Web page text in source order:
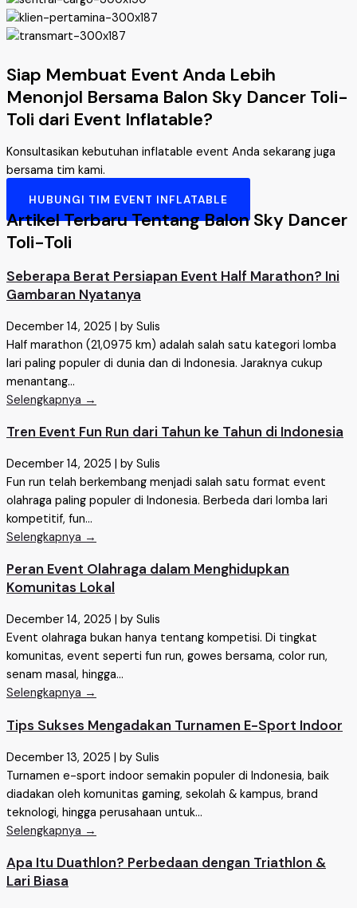
Siap Membuat Event Anda Lebih
Menonjol Bersama Balon Sky Dancer Toli-
Toli dari Event Inflatable?
Konsultasikan kebutuhan inflatable event Anda sekarang juga
bersama tim kami.
HUBUNGI TIM EVENT INFLATABLE
Artikel Terbaru Tentang Balon Sky Dancer
Toli-Toli
Seberapa Berat Persiapan Event Half Marathon? Ini
Gambaran Nyatanya
December 14, 2025
by Sulis
Half marathon (21,0975 km) adalah salah satu kategori lomba
lari paling populer di dunia dan di Indonesia. Jaraknya cukup
menantang...
Selengkapnya →
Tren Event Fun Run dari Tahun ke Tahun di Indonesia
December 14, 2025
by Sulis
Fun run telah berkembang menjadi salah satu format event
olahraga paling populer di Indonesia. Berbeda dari lomba lari
kompetitif, fun...
Selengkapnya →
Peran Event Olahraga dalam Menghidupkan
Komunitas Lokal
December 14, 2025
by Sulis
Event olahraga bukan hanya tentang kompetisi. Di tingkat
komunitas, event seperti fun run, gowes bersama, color run,
senam masal, hingga...
Selengkapnya →
Tips Sukses Mengadakan Turnamen E-Sport Indoor
December 13, 2025 | by Sulis
Turnamen e-sport indoor semakin populer di Indonesia, baik
diadakan oleh komunitas gaming, sekolah & kampus, brand
teknologi, hingga perusahaan untuk...
Selengkapnya →
Apa Itu Duathlon? Perbedaan dengan Triathlon &
Lari Biasa